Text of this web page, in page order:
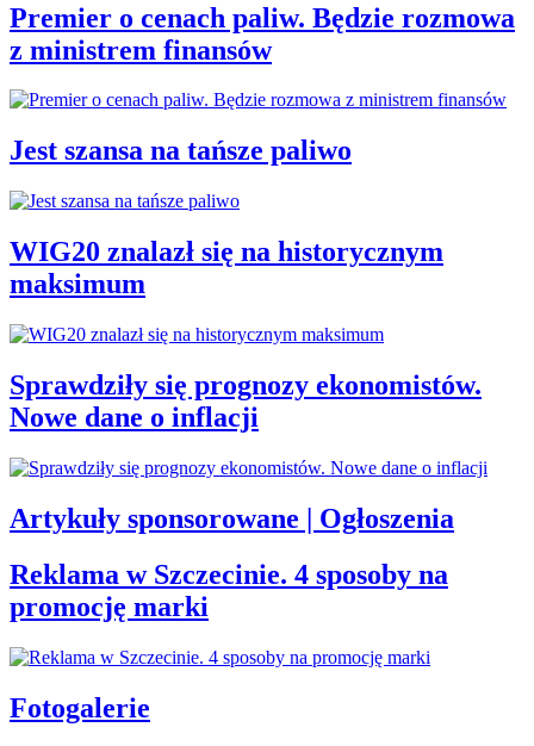
Premier o cenach paliw. Będzie rozmowa
z ministrem finansów
Jest szansa na tańsze paliwo
WIG20 znalazł się na historycznym
maksimum
Sprawdziły się prognozy ekonomistów.
Nowe dane o inflacji
Artykuły sponsorowane | Ogłoszenia
Reklama w Szczecinie. 4 sposoby na
promocję marki
Fotogalerie